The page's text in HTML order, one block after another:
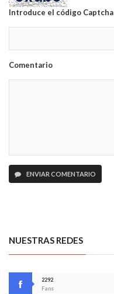
Introduce el código Captcha
Comentario
ENVIAR COMENTARIO
NUESTRAS REDES
2292
Fans